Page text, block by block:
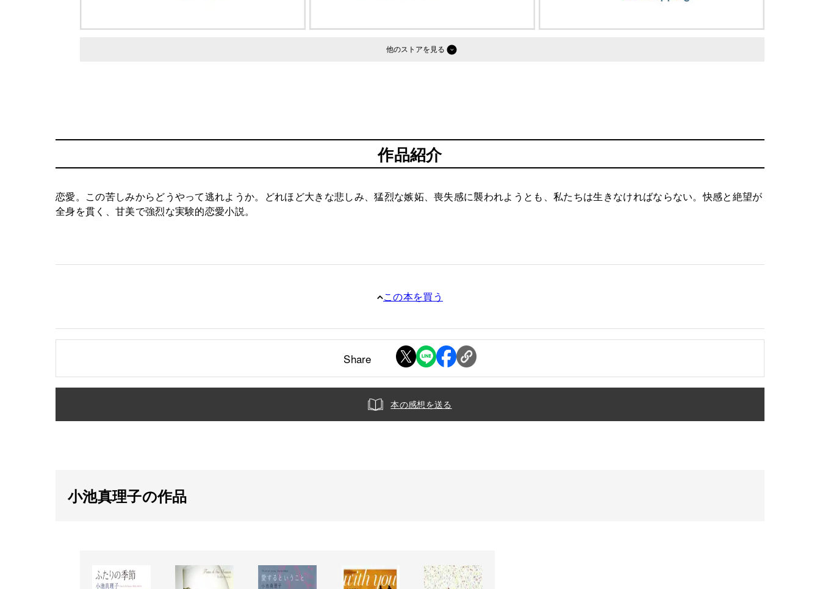
他のストア
作品紹介
恋愛。この苦しみからどうやって逃れようか。どれほど大きな悲しみ、猛烈な嫉妬、喪失感に襲われようとも、私たちは生きなければならない。快感と絶望が
全身を貫く、甘美で強烈な実験的恋愛小説。
この本を買う
Share
本の感想を送る
小池真理子の作品